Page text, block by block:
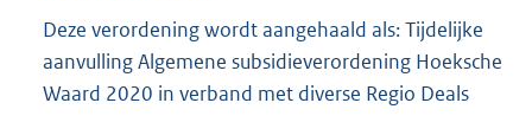
Deze verordening wordt aangehaald als: Tijdelijke
aanvulling Algemene subsidieverordening Hoeksche
Waard 2020 in verband met diverse Regio Deals